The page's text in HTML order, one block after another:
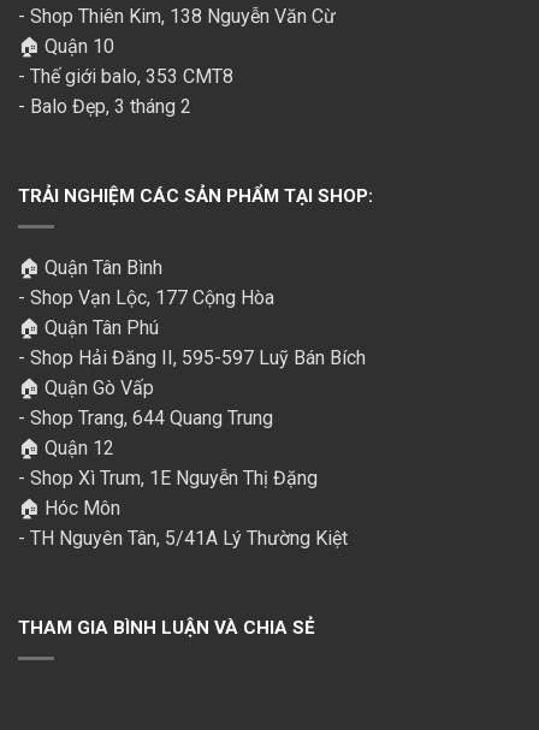
- Shop Thiên Kim, 138 Nguyễn Văn Cừ
🏠 Quận 10
- Thế giới balo, 353 CMT8
- Balo Đẹp, 3 tháng 2
TRẢI NGHIỆM CÁC SẢN PHẨM TẠI SHOP:
🏠 Quận Tân Bình
- Shop Vạn Lộc, 177 Cộng Hòa
🏠 Quận Tân Phú
- Shop Hải Đăng II, 595-597 Luỹ Bán Bích
🏠 Quận Gò Vấp
- Shop Trang, 644 Quang Trung
🏠 Quận 12
- Shop Xì Trum, 1E Nguyễn Thị Đặng
🏠 Hóc Môn
- TH Nguyên Tân, 5/41A Lý Thường Kiệt
THAM GIA BÌNH LUẬN VÀ CHIA SẺ